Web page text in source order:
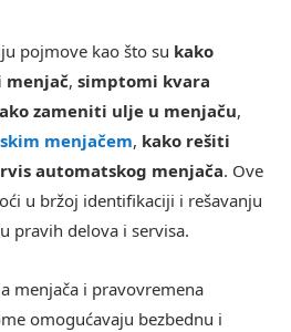
pojmove kao što su kako
menjač, simptomi kvara
zameniti ulje u menjaču,
menjačem, kako rešiti
automatskog menjača. Ove
u bržoj identifikaciji i rešavanju
pravih delova i servisa.
menjača i pravovremena
omogućavaju bezbednu i